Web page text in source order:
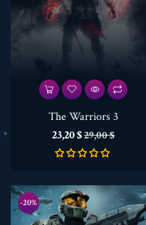
The Warriors 3
Preis
23,20 $Verkaufspreis
29,00 $
-20%